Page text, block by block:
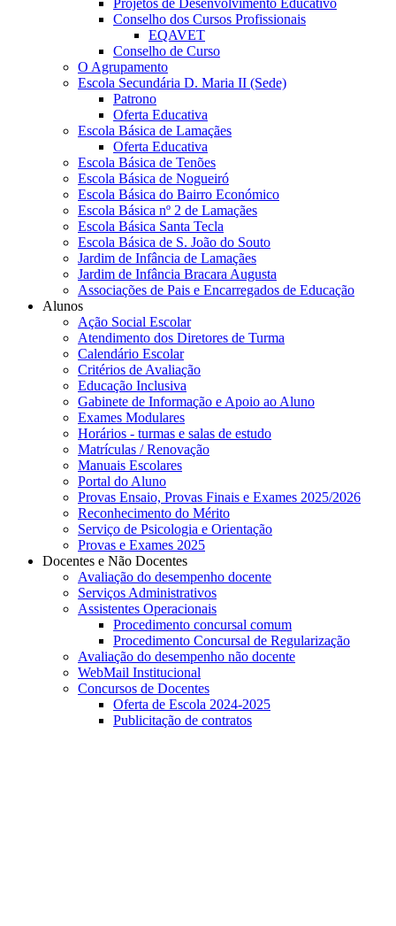
Projetos de Desenvolvimento Educativo
Conselho dos Cursos Profissionais
EQAVET
Conselho de Curso
O Agrupamento
Escola Secundária D. Maria II (Sede)
Patrono
Oferta Educativa
Escola Básica de Lamaçães
Oferta Educativa
Escola Básica de Tenões
Escola Básica de Nogueiró
Escola Básica do Bairro Económico
Escola Básica nº 2 de Lamaçães
Escola Básica Santa Tecla
Escola Básica de S. João do Souto
Jardim de Infância de Lamaçães
Jardim de Infância Bracara Augusta
Associações de Pais e Encarregados de Educação
Alunos
Ação Social Escolar
Atendimento dos Diretores de Turma
Calendário Escolar
Critérios de Avaliação
Educação Inclusiva
Gabinete de Informação e Apoio ao Aluno
Exames Modulares
Horários - turmas e salas de estudo
Matrículas / Renovação
Manuais Escolares
Portal do Aluno
Provas Ensaio, Provas Finais e Exames 2025/2026
Reconhecimento do Mérito
Serviço de Psicologia e Orientação
Provas e Exames 2025
Docentes e Não Docentes
Avaliação do desempenho docente
Serviços Administrativos
Assistentes Operacionais
Procedimento concursal comum
Procedimento Concursal de Regularização
Avaliação do desempenho não docente
WebMail Institucional
Concursos de Docentes
Oferta de Escola 2024-2025
Publicitação de contratos